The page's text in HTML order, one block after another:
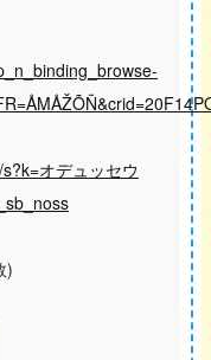
オデュッセウ
)